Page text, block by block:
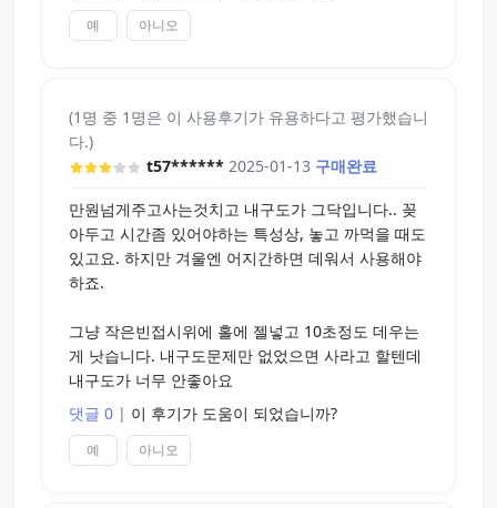
예 아니오
(1명 중 1명은 이 사용후기가 유용하다고 평가했습니
다.)
t57****** 2025-01-13 구매완료
만원넘게주고사는것치고 내구도가 그닥입니다.. 꽂
아두고 시간좀 있어야하는 특성상, 놓고 까먹을 때도
있고요. 하지만 겨울엔 어지간하면 데워서 사용해야
하죠.
그냥 작은빈접시위에 홀에 젤넣고 10초정도 데우는
게 낫습니다. 내구도문제만 없었으면 사라고 할텐데
내구도가 너무 안좋아요
댓글 0 | 이 후기가 도움이 되었습니까?
예 아니오